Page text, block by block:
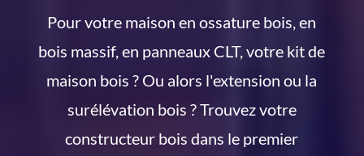
Pour votre maison en ossature bois, en
bois massif, en panneaux CLT, votre kit de
maison bois ? Ou alors l'extension ou la
surélévation bois ? Trouvez votre
constructeur bois dans le premier